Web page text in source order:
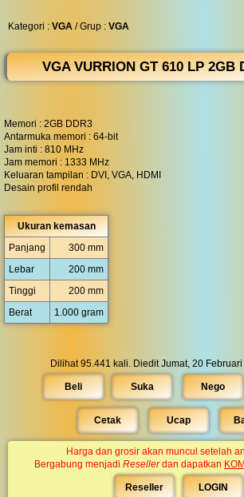
Kategori : VGA / Grup : VGA
VGA VURRION GT 610 LP 2GB
Memori : 2GB DDR3
Antarmuka memori : 64-bit
Jam inti : 810 MHz
Jam memori : 1333 MHz
Keluaran tampilan : DVI, VGA, HDMI
Desain profil rendah
Ukuran kemasan
Panjang
300 mm
Lebar
200 mm
Tinggi
200 mm
Berat
1.000 gram
Dilihat 95.441 kali. Diedit Jumat, 20
Beli Suka Nego
Cetak Ucap
Harga dan grosir akan muncul setelah
Bergabung menjadi Resellerdan dapatkan
Reseller LOGIN